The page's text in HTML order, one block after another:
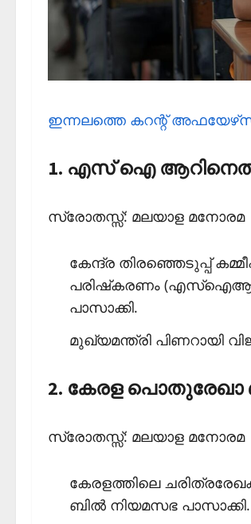
ഇന്നലത്തെ കറന്റ്
1. എസ് ഐ
സ്രോതസ്സ്: മലയാള മനോരമ
കേന്ദ്ര തിരഞ്ഞെടുപ്പ്
പരിഷ്‌കരണം (എസ്‌ഐആർ)
പാസാക്കി.
മുഖ്യമന്ത്രി പിണറായി
2. കേരള പൊതുരേഖാ
സ്രോതസ്സ്: മലയാള മനോരമ
കേരളത്തിലെ
ബില്‍ നിയമസഭ പാസാക്കി.